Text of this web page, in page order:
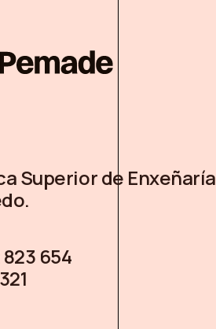
Superior de Enxeñaría
654